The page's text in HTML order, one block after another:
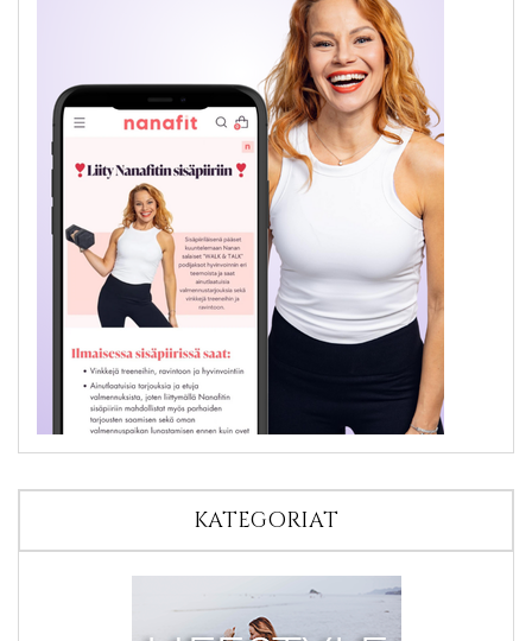
KATEGORIAT